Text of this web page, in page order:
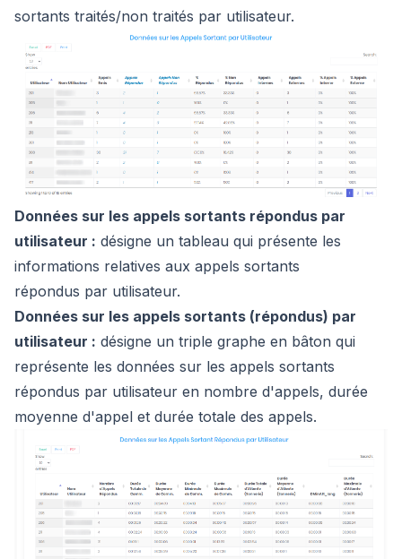
sortants traités/non traités par utilisateur.
Données sur les appels sortants répondus par
utilisateur : désigne un tableau qui présente les
informations relatives aux appels sortants
répondus par utilisateur.
Données sur les appels sortants (répondus) par
utilisateur : désigne un triple graphe en bâton qui
représente les données sur les appels sortants
répondus par utilisateur en nombre d'appels, durée
moyenne d'appel et durée totale des appels.